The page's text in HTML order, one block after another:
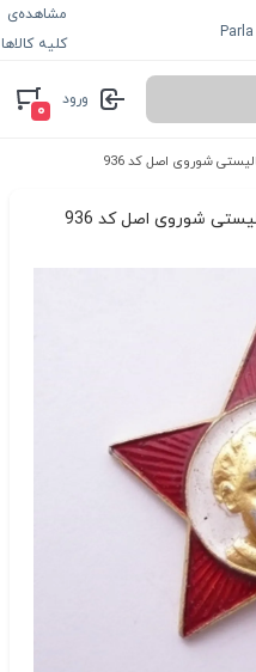
مشاهده‌ی
کلیه کالاها
ورود
۰
شوروی اصل کد 936
شوروی اصل کد 936